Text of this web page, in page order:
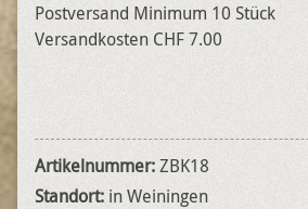
Postversand Minimum 10 Stück
Versandkosten CHF 7.00
Artikelnummer:ZBK18
Standort: in Weiningen